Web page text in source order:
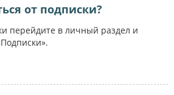
от подписки?
перейдите в личный раздел и